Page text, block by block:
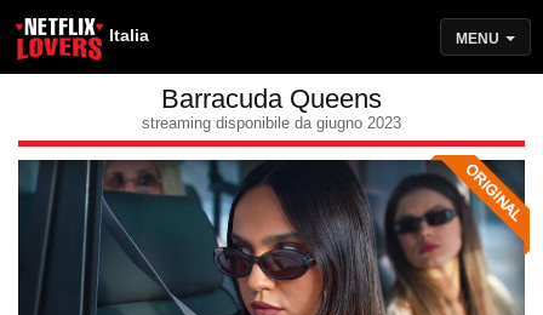
Italia MENU
Barracuda Queens
streaming disponibile da giugno 2023